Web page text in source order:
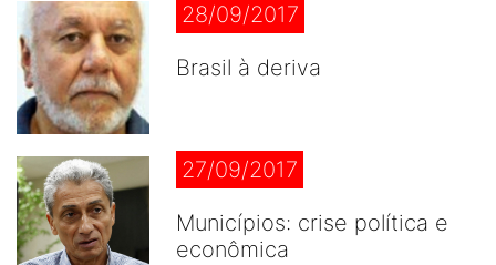
28/09/2017
Brasil à deriva
27/09/2017
Municípios: crise política e
econômica